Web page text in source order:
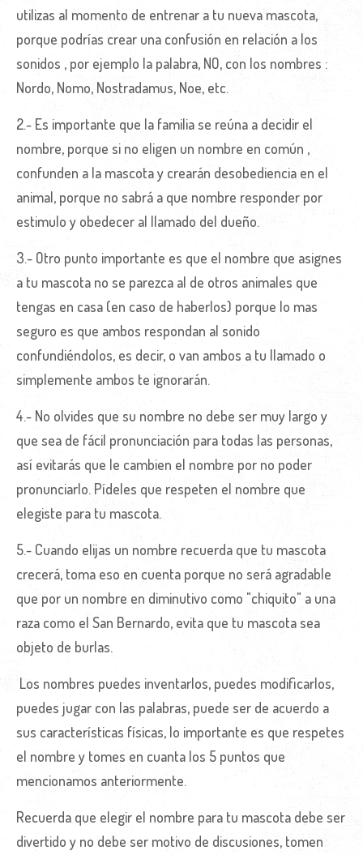
utilizas al momento de entrenar a tu nueva mascota,
porque podrías crear una confusión en relación a los
sonidos , por ejemplo la palabra, NO, con los nombres :
Nordo, Nomo, Nostradamus, Noe, etc.
2.- Es importante que la familia se reúna a decidir el
nombre, porque si no eligen un nombre en común ,
confunden a la mascota y crearán desobediencia en el
animal, porque no sabrá a que nombre responder por
estimulo y obedecer al llamado del dueño.
3.- Otro punto importante es que el nombre que asignes
a tu mascota no se parezca al de otros animales que
tengas en casa (en caso de haberlos) porque lo mas
seguro es que ambos respondan al sonido
confundiéndolos, es decir, o van ambos a tu llamado o
simplemente ambos te ignorarán.
4.- No olvides que su nombre no debe ser muy largo y
que sea de fácil pronunciación para todas las personas,
así evitarás que le cambien el nombre por no poder
pronunciarlo. Pídeles que respeten el nombre que
elegiste para tu mascota.
5.- Cuando elijas un nombre recuerda que tu mascota
crecerá, toma eso en cuenta porque no será agradable
que por un nombre en diminutivo como "chiquito" a una
raza como el San Bernardo, evita que tu mascota sea
objeto de burlas.
Los nombres puedes inventarlos, puedes modificarlos,
puedes jugar con las palabras, puede ser de acuerdo a
sus características físicas, lo importante es que respetes
el nombre y tomes en cuanta los 5 puntos que
mencionamos anteriormente.
Recuerda que elegir el nombre para tu mascota debe ser
divertido y no debe ser motivo de discusiones, tomen